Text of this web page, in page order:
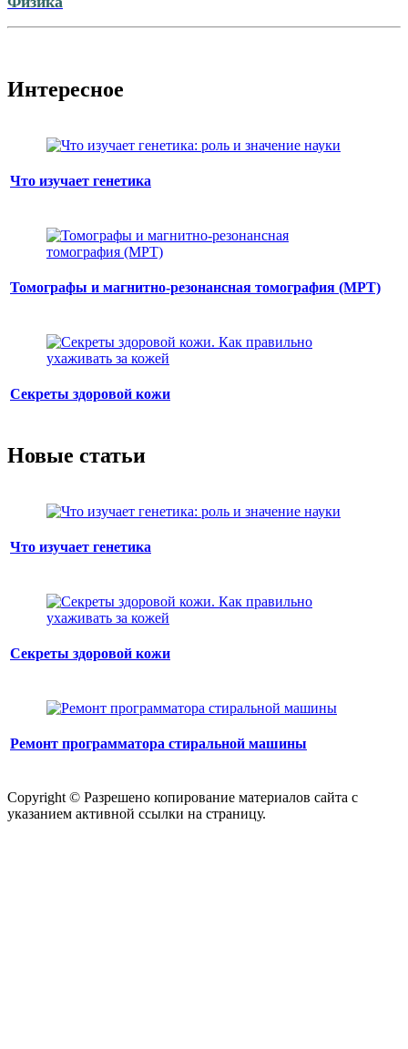
Интересное
Что изучает генетика
Томографы и магнитно-резонансная томография (МРТ)
Секреты здоровой кожи
Новые статьи
Что изучает генетика
Секреты здоровой кожи
Ремонт программатора стиральной машины
Copyright © Разрешено копирование материалов сайта с
указанием активной ссылки на страницу.